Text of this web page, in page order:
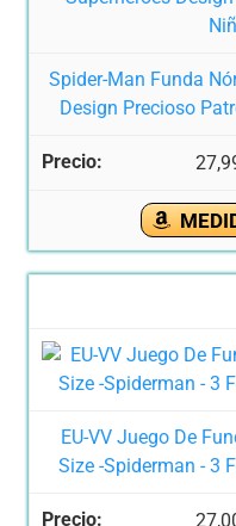
Spider-Man Funda
Design Precioso
EU-VV Juego De
Size -Spiderman - 3